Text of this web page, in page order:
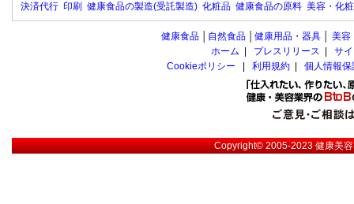
決済代行 印刷 健康食品の製造(受託製造) 化粧品 健康食品の原料 美容・化
健康食品 自然食品 健康用品・器具 美容
ホーム
プレスリリース
サ
Cookieポリシー
利用規約 個人情報
Copyright© 2005-2023健康美